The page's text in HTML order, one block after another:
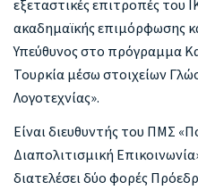
εξεταστικές επιτροπές του
ακαδημαϊκής επιμόρφωσης
Υπεύθυνος στο πρόγραμμα
Τουρκία μέσω στοιχείων
Λογοτεχνίας».
Είναι διευθυντής του ΠΜΣ
Διαπολιτισμική
διατελέσει δύο φορές